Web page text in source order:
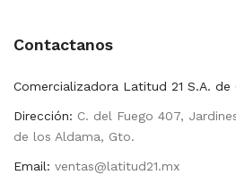
Contactanos
Comercializadora Latitud 21 S.A. de
Dirección: C. del Fuego 407,
de los Aldama, Gto.
Email: ventas@latitud21.mx